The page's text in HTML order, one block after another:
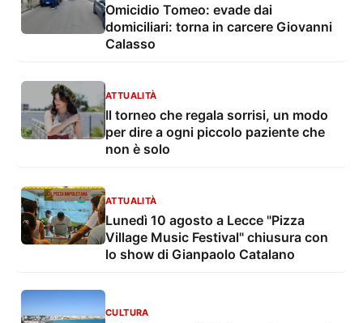
Omicidio Tomeo: evade dai
domiciliari: torna in carcere Giovanni
Calasso
ATTUALITÀ
Il torneo che regala sorrisi, un modo
per dire a ogni piccolo paziente che
non è solo
ATTUALITÀ
Lunedì 10 agosto a Lecce "Pizza
Village Music Festival" chiusura con
lo show di Gianpaolo Catalano
CULTURA